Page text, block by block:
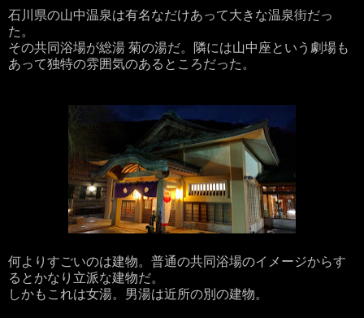
石川県の山中温泉は有名なだけあって大きな温泉街だっ
た。
その共同浴場が総湯 菊の湯だ。隣には山中座という劇場も
あって独特の雰囲気のあるところだった。
何よりすごいのは建物。普通の共同浴場のイメージからす
るとかなり立派な建物だ。
しかもこれは女湯。男湯は近所の別の建物。